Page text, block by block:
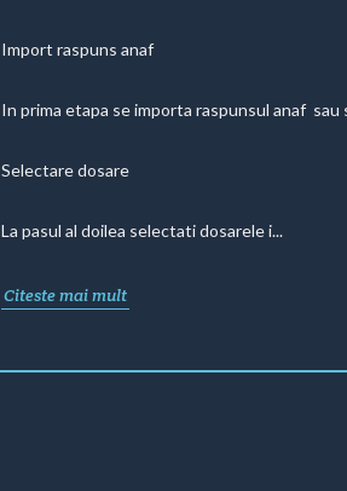
Import raspuns anaf
In prima etapa se importa raspunsul anaf
Selectare dosare
La pasul al doilea selectati dosarele i...
Citeste mai mult